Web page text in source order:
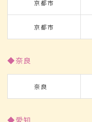
京都市
京都市
◆奈良
奈良
◆愛知